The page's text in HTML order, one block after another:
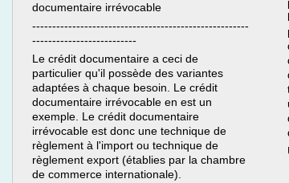
documentaire irrévocable
------------------------------------------------------
--------------------------
Le crédit documentaire a ceci de
particulier qu'il possède des variantes
adaptées à chaque besoin. Le crédit
documentaire irrévocable en est un
exemple. Le crédit documentaire
irrévocable est donc une technique de
règlement à l'import ou technique de
règlement export (établies par la chambre
de commerce internationale).